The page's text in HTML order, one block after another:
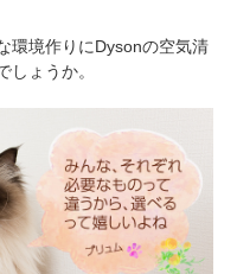
環境作りにDysonの空気清
ょうか。